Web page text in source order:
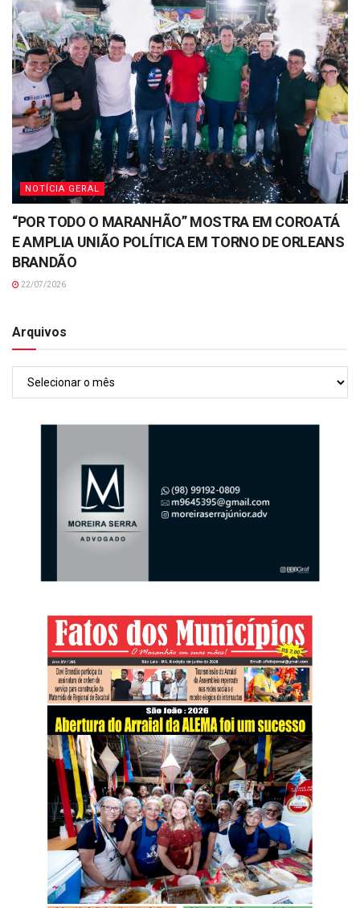
NOTÍCIA GERAL
“POR TODO O MARANHÃO” MOSTRA EM COROATÁ
E AMPLIA UNIÃO POLÍTICA EM TORNO DE ORLEANS
BRANDÃO
22/07/2026
Arquivos
Arquivos